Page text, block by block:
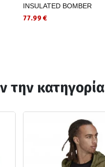
INSULATED BOMBER
77.99 €
την κατηγορία